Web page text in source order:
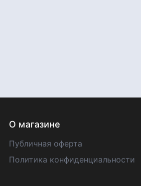
О магазине
Публичная оферта
Политика конфиденциальности